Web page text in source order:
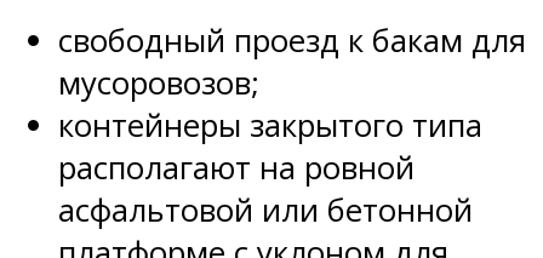
свободный проезд к бакам для
мусоровозов;
контейнеры закрытого типа
располагают на ровной
асфальтовой или бетонной